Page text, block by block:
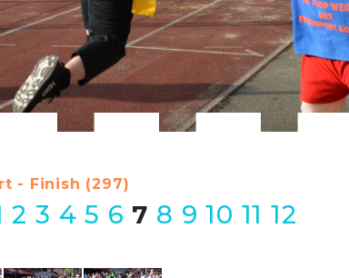
- Finish (297)
2 3 4 5 6 7 8 9 10 11 12